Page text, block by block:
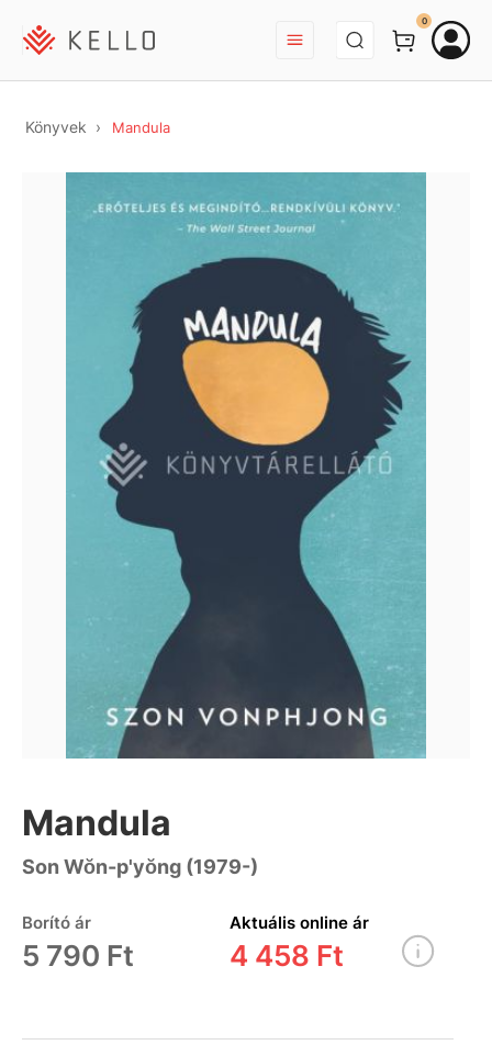
BEJELENTKEZÉS
0
Könyvek Mandula
Mandula
Son Wŏn-p'yŏng (1979-)
Borító ár
5 790 Ft
Aktuális online ár
4 458 Ft